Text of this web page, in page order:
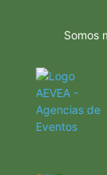
Somos